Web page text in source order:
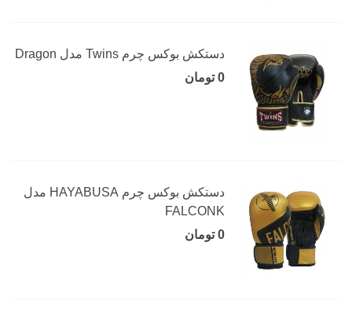
دستکش بوکس چرم Twins مدل Dragon
0 تومان
دستکش بوکس چرم HAYABUSA مدل
FALCONK
0 تومان